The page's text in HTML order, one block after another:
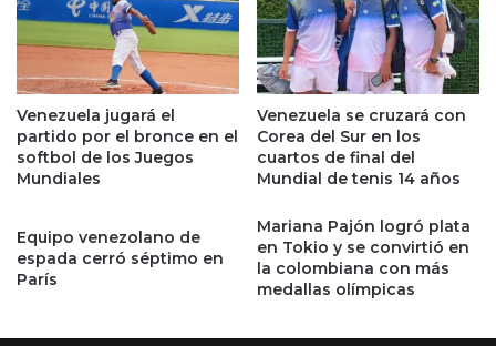
Venezuela jugará el
partido por el bronce en el
softbol de los Juegos
Mundiales
Venezuela se cruzará con
Corea del Sur en los
cuartos de final del
Mundial de tenis 14 años
Equipo venezolano de
espada cerró séptimo en
París
Mariana Pajón logró plata
en Tokio y se convirtió en
la colombiana con más
medallas olímpicas